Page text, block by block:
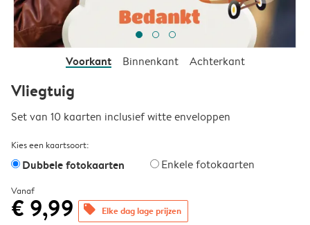
Voorkant Binnenkant Achterkant
Vliegtuig
Set van 10 kaarten inclusief witte enveloppen
Kies een kaartsoort:
Dubbele fotokaarten Enkele fotokaarten
Vanaf
€ 9,99 offers Elke dag lage prijzen